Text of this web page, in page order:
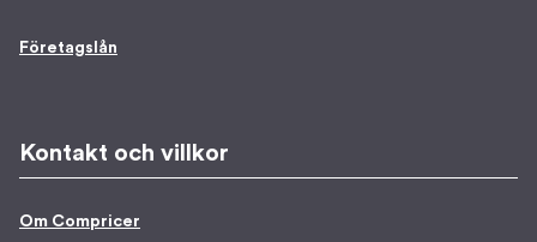
Företagslån
Kontakt och villkor
Om Compricer